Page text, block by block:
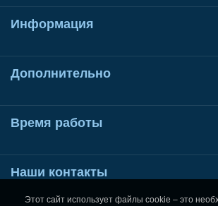
Информация
Дополнительно
Время работы
Наши контакты
Этот сайт использует файлы cookie – это